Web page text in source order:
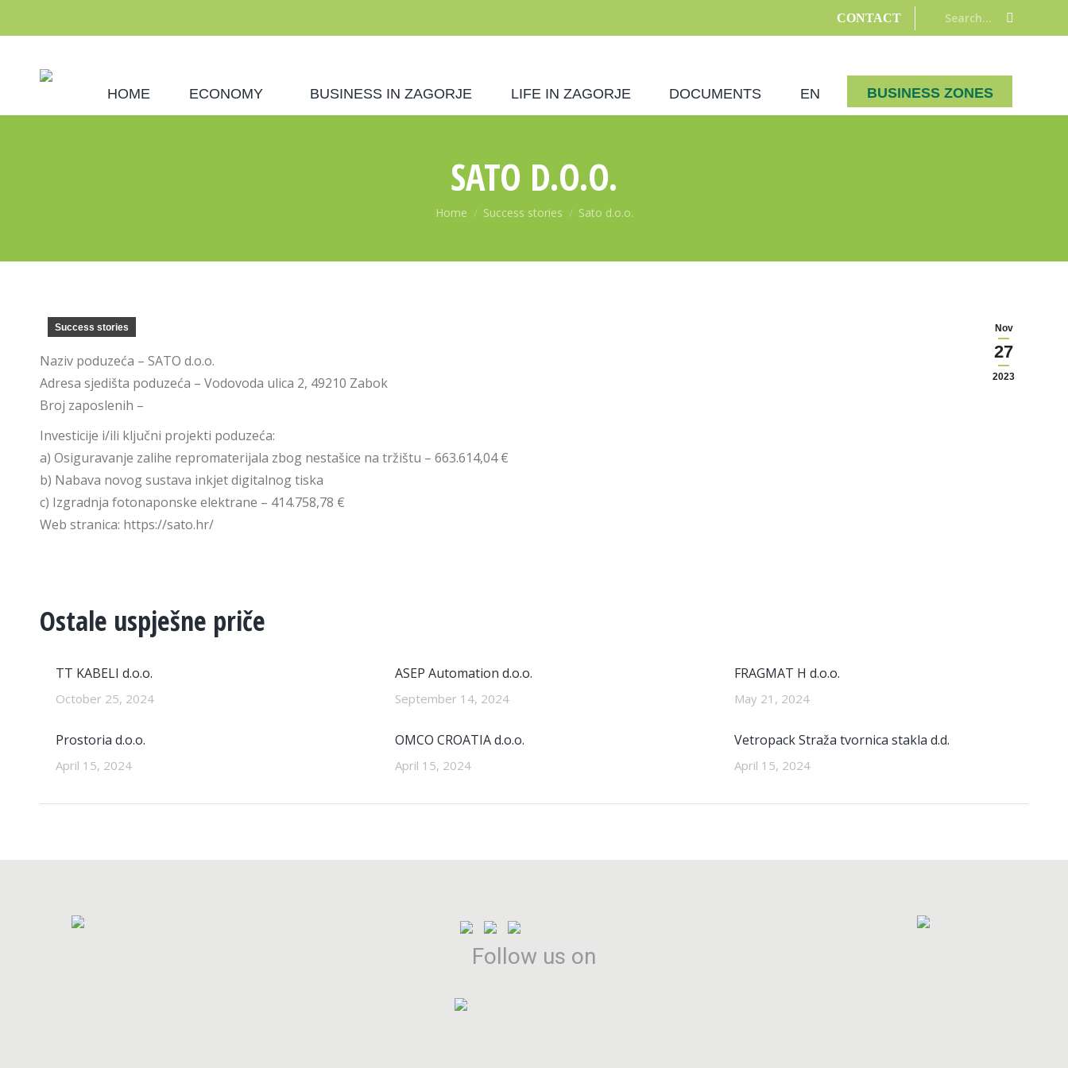
CONTACT Search:
HOME ECONOMY BUSINESS IN ZAGORJE LIFE IN ZAGORJE DOCUMENTS EN BUSINESS ZONES
SATO D.O.O.
You are here:
Home Success stories Sato d.o.o.
Nov
27
2023
Success stories
Naziv poduzeća – SATO d.o.o.
Adresa sjedišta poduzeća – Vodovoda ulica 2, 49210 Zabok
Broj zaposlenih –
Investicije i/ili ključni projekti poduzeća:
a) Osiguravanje zalihe repromaterijala zbog nestašice na tržištu – 663.614,04 €
b) Nabava novog sustava inkjet digitalnog tiska
c) Izgradnja fotonaponske elektrane – 414.758,78 €
Web stranica: https://sato.hr/
Ostale uspješne priče
TT KABELI d.o.o.
October 25, 2024
ASEP Automation d.o.o.
September 14, 2024
FRAGMAT H d.o.o.
May 21, 2024
Prostoria d.o.o.
April 15, 2024
OMCO CROATIA d.o.o.
April 15, 2024
Vetropack Straža tvornica stakla d.d.
April 15, 2024
Follow us on